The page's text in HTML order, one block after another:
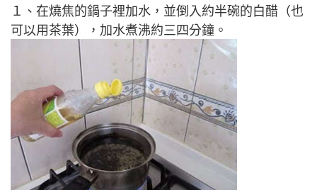
１、在燒焦的鍋子裡加水，並倒入約半碗的白醋（也
可以用茶葉），加水煮沸約三四分鐘。